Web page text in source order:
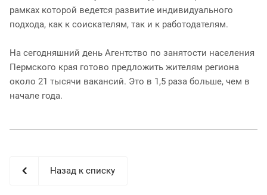
рамках которой ведется развитие индивидуального
подхода, как к соискателям, так и к работодателям.
На сегодняшний день Агентство по занятости населения
Пермского края готово предложить жителям региона
около 21 тысячи вакансий. Это в 1,5 раза больше, чем в
начале года.
Назад к списку